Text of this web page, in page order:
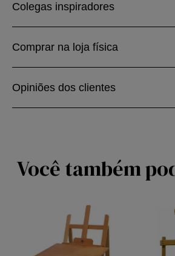
Colegas inspiradores
Comprar na loja física
Opiniões dos clientes
Você também